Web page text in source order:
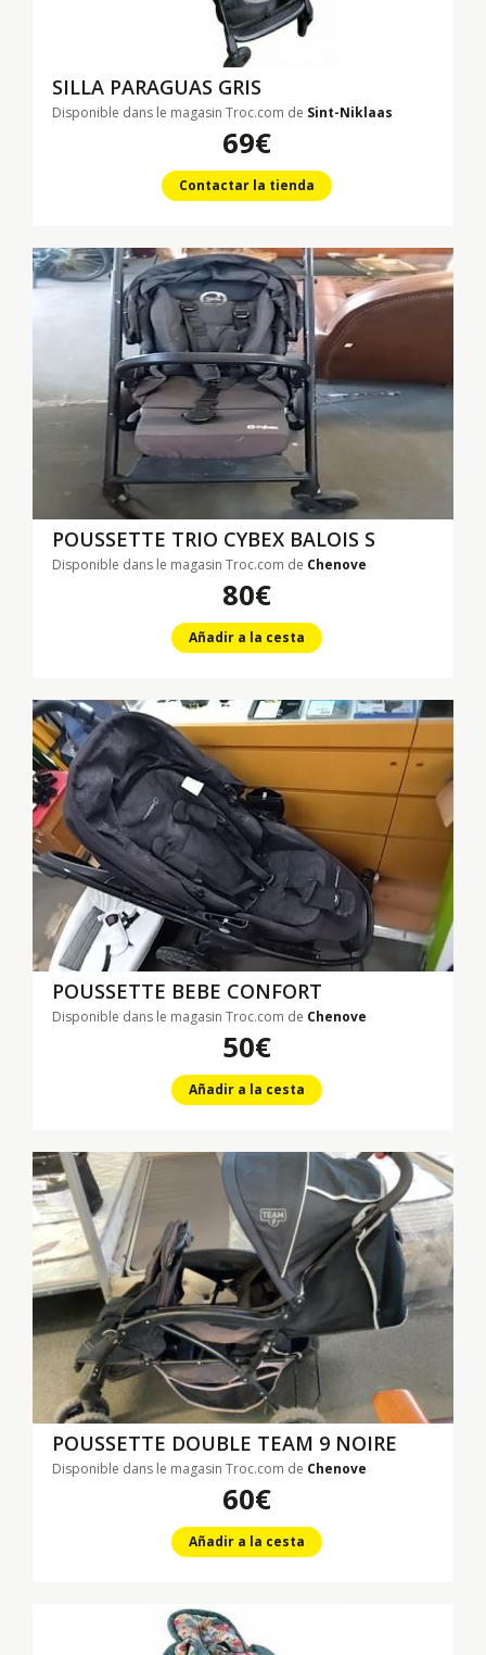
SILLA PARAGUAS GRIS
Disponible dans le magasin Troc.com de Sint-Niklaas
69€
Contactar la tienda
POUSSETTE TRIO CYBEX BALOIS S
Disponible dans le magasin Troc.com de Chenove
80€
Añadir a la cesta
POUSSETTE BEBE CONFORT
Disponible dans le magasin Troc.com de Chenove
50€
Añadir a la cesta
POUSSETTE DOUBLE TEAM 9 NOIRE
Disponible dans le magasin Troc.com de Chenove
60€
Añadir a la cesta